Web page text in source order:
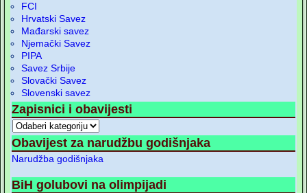
FCI
Hrvatski Savez
Mađarski savez
Njemački Savez
PIPA
Savez Srbije
Slovački Savez
Slovenski savez
Zapisnici i obavijesti
Obavijest za narudžbu godišnjaka
Narudžba godišnjaka
BiH golubovi na olimpijadi